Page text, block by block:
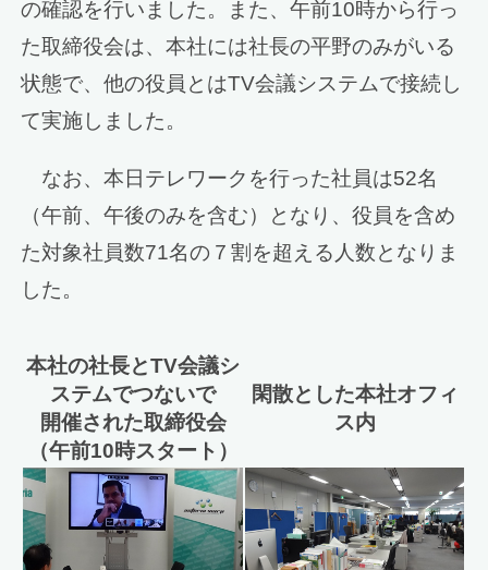
の確認を行いました。また、午前10時から行っ
た取締役会は、本社には社長の平野のみがいる
状態で、他の役員とはTV会議システムで接続し
て実施しました。
なお、本日テレワークを行った社員は52名
（午前、午後のみを含む）となり、役員を含め
た対象社員数71名の７割を超える人数となりま
した。
本社の社長とTV会議シ
ステムでつないで
開催された取締役会
（午前10時スタート）
閑散とした本社オフィ
ス内